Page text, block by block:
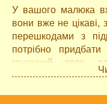
У вашого малюка
вони вже не цікаві,
перешкодами з
потрібно
гоночний трек
сподобається